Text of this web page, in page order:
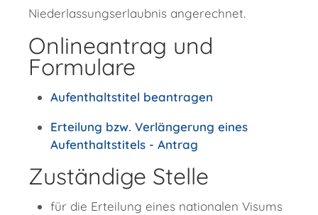
Niederlassungserlaubnis angerechnet.
Onlineantrag und
Formulare
Aufenthaltstitel beantragen
Erteilung bzw. Verlängerung eines
Aufenthaltstitels - Antrag
Zuständige Stelle
für die Erteilung eines nationalen Visums